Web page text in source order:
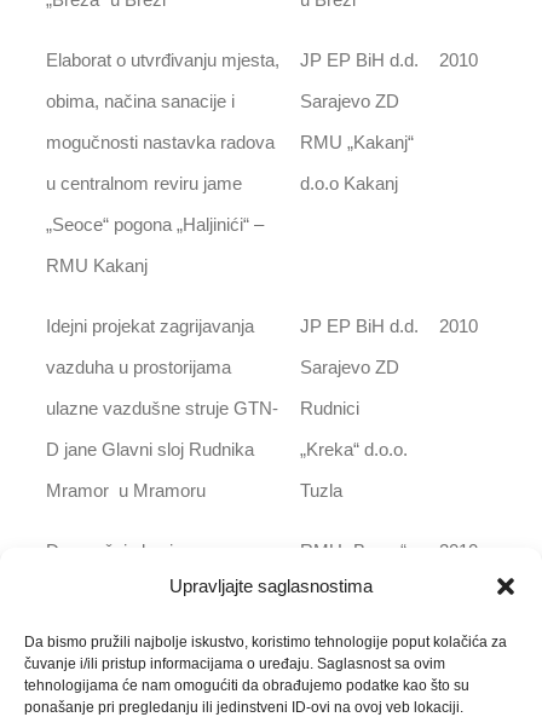
Upravljajte saglasnostima
Da bismo pružili najbolje iskustvo, koristimo tehnologije poput kolačića za
čuvanje i/ili pristup informacijama o uređaju. Saglasnost sa ovim
tehnologijama će nam omogućiti da obrađujemo podatke kao što su
ponašanje pri pregledanju ili jedinstveni ID-ovi na ovoj veb lokaciji.
Elaborat o utvrđivanju mjesta,
obima, načina sanacije i
mogučnosti nastavka radova
u centralnom reviru jame
„Seoce“ pogona „Haljinići“ –
RMU Kakanj
JP EP BiH d.d.
Sarajevo ZD
RMU „Kakanj“
d.o.o Kakanj
2010
Idejni projekat zagrijavanja
vazduha u prostorijama
ulazne vazdušne struje GTN-
D jane Glavni sloj Rudnika
Mramor u Mramoru
JP EP BiH d.d.
Sarajevo ZD
Rudnici
„Kreka“ d.o.o.
Tuzla
2010
Dugoročni plan i program
razvoja Rudnika mrkog uglja
„Breza“ u Brezi u periodu
2010-2025 godine
RMU „Breza“
u Brezi
2010